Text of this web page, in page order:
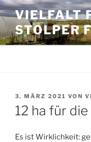
Zum
Inhalt
springen
VIELFALT
STOLPER
VERÖFFENTLICHT
AM
3. MÄRZ 2021 VON
12 ha für
Es ist Wirklichkeit: